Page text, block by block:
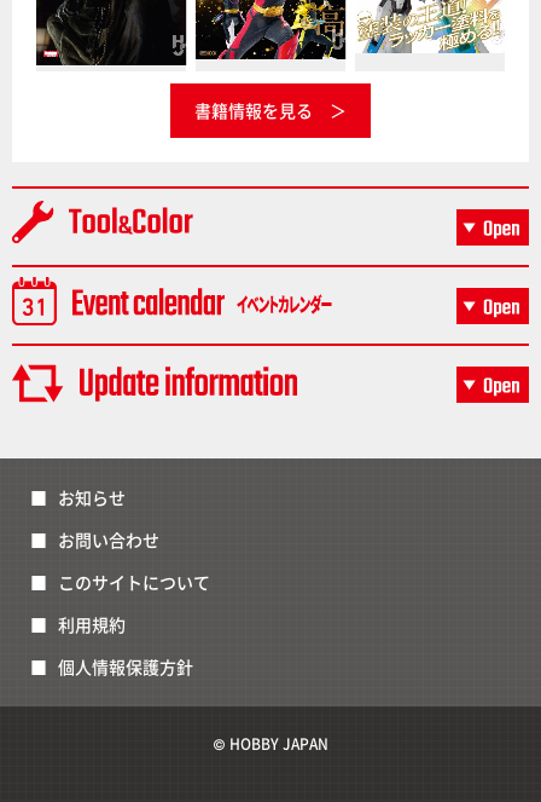
書籍情報を見る
お知らせ
お問い合わせ
このサイトについて
利用規約
個人情報保護方針
© HOBBY JAPAN